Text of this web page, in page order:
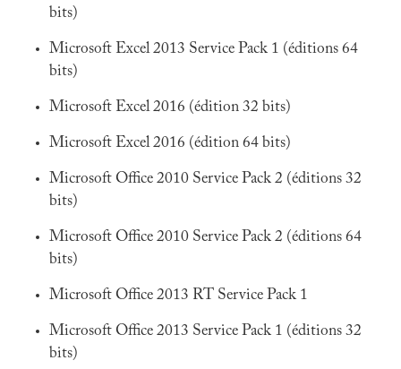
bits)
Microsoft Excel 2013 Service Pack 1 (éditions 64
bits)
Microsoft Excel 2016 (édition 32 bits)
Microsoft Excel 2016 (édition 64 bits)
Microsoft Office 2010 Service Pack 2 (éditions 32
bits)
Microsoft Office 2010 Service Pack 2 (éditions 64
bits)
Microsoft Office 2013 RT Service Pack 1
Microsoft Office 2013 Service Pack 1 (éditions 32
bits)